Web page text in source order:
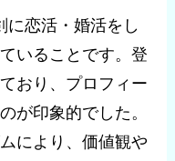
に恋活・婚活をし
いることです。登
おり、プロフィー
が印象的でした。
により、価値観や